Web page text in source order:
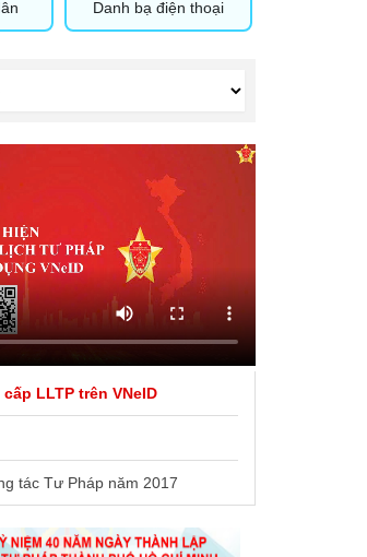
Danh bạ điện thoại
LLTP trên VNeID
tác Tư Pháp năm 2017